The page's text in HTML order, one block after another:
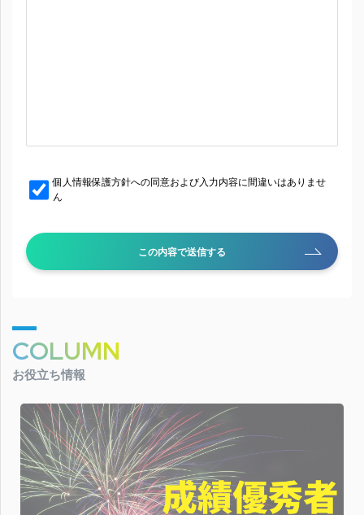
個人情報保護方針への同意および入力内容に間違いはありませ
ん
この内容で送信する
COLUMN
お役立ち情報